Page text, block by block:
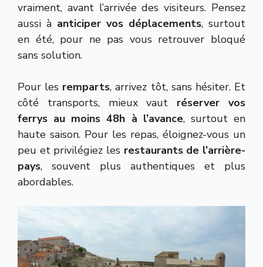
vraiment, avant l’arrivée des visiteurs. Pensez
aussi à anticiper vos déplacements, surtout
en été, pour ne pas vous retrouver bloqué
sans solution.
Pour les remparts, arrivez tôt, sans hésiter. Et
côté transports, mieux vaut réserver vos
ferrys au moins 48h à l’avance, surtout en
haute saison. Pour les repas, éloignez-vous un
peu et privilégiez les restaurants de l’arrière-
pays, souvent plus authentiques et plus
abordables.